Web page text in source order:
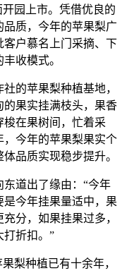
园上市。凭借优良的
品质，今年的苹果梨广
户慕名上门采摘、下
收模式。
的苹果梨种植基地，
果实挂满枝头，果香
梭在果树间，忙着采
今年的苹果梨果实个
品质实现稳步提升。
道出了缘由：“今年
今年挂果量适中，果
分，如果挂果过多，
打折扣。”
梨种植已有十余年，